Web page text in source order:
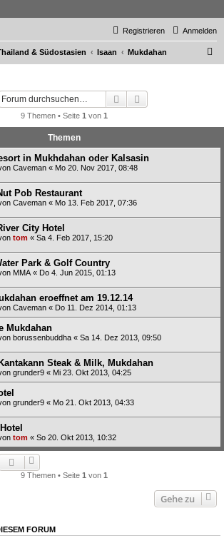
Forum
Thailand und den Isaan - von Membern für Member
Anmelden
Registrieren
& Südostasien Isaan Mukdahan
Suche
9 Themen • Seite 1 von 1
Themen
in Mukhdahan oder Kalsasin
Caveman « Mo 20. Nov 2017, 08:48
Pob Restaurant
Caveman « Mo 13. Feb 2017, 07:36
City Hotel
tom « Sa 4. Feb 2017, 15:20
Park & Golf Country
MMA « Do 4. Jun 2015, 01:13
eroeffnet am 19.12.14
Caveman « Do 11. Dez 2014, 01:13
Mukdahan
borussenbuddha « Sa 14. Dez 2013, 09:50
Steak & Milk, Mukdahan
grunder9 « Mi 23. Okt 2013, 04:25
grunder9 « Mo 21. Okt 2013, 04:33
tom « So 20. Okt 2013, 10:32
9 Themen • Seite 1 von 1
Gehe zu
FORUM